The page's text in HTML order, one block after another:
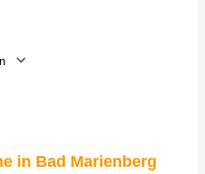
in Bad Marienberg